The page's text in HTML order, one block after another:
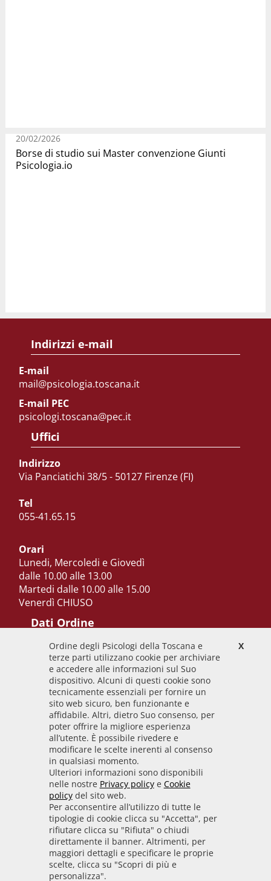
20/02/2026
Borse di studio sui Master convenzione Giunti
Psicologia.io
Indirizzi e-mail
E-mail
mail@psicologia.toscana.it
E-mail PEC
psicologi.toscana@pec.it
Uffici
Indirizzo
Via Panciatichi 38/5 - 50127 Firenze (FI)
Tel
055-41.65.15
Orari
Lunedi, Mercoledi e Giovedì
dalle 10.00 alle 13.00
Martedi dalle 10.00 alle 15.00
Venerdì CHIUSO
Dati Ordine
Codice Fiscale
92009700458
Codice IPA
odpt_to
Linee guida
Sito realizzato seguendo le linee guida di sviluppo
per i servizi web delle PA pubblicate da AGID in
collaborazione con il TEAM PER LA
TRASFORMAZIONE DIGITALE.
• Informativa cookie • Informativa privacy
• Amministrazione trasparente • Whistleblowing
X
Ordine degli Psicologi della Toscana e
terze parti utilizzano cookie per archiviare
e accedere alle informazioni sul Suo
dispositivo. Alcuni di questi cookie sono
tecnicamente essenziali per fornire un
sito web sicuro, ben funzionante e
affidabile. Altri, dietro Suo consenso, per
poter offrire la migliore esperienza
all’utente. È possibile rivedere e
modificare le scelte inerenti al consenso
in qualsiasi momento.
Ulteriori informazioni sono disponibili
nelle nostre Privacy policye Cookie
policydel sito web.
Per acconsentire all’utilizzo di tutte le
tipologie di cookie clicca su "Accetta", per
rifiutare clicca su "Rifiuta" o chiudi
direttamente il banner. Altrimenti, per
maggiori dettagli e specificare le proprie
scelte, clicca su "Scopri di più e
personalizza".